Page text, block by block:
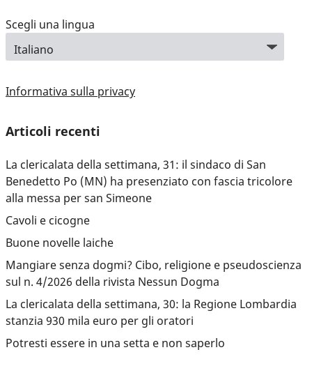
Scegli una lingua
Informativa sulla privacy
Articoli recenti
La clericalata della settimana, 31: il sindaco di San
Benedetto Po (MN) ha presenziato con fascia tricolore
alla messa per san Simeone
Cavoli e cicogne
Buone novelle laiche
Mangiare senza dogmi? Cibo, religione e pseudoscienza
sul n. 4/2026 della rivista Nessun Dogma
La clericalata della settimana, 30: la Regione Lombardia
stanzia 930 mila euro per gli oratori
Potresti essere in una setta e non saperlo